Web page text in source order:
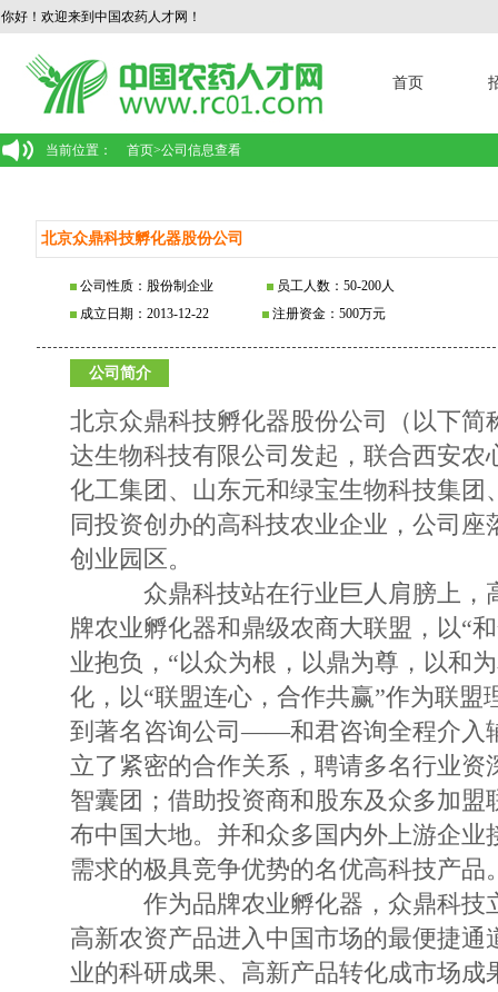
你好！欢迎来到中国农药人才网！
首页
当前位置： 首页>公司信息查看
北京众鼎科技孵化器股份公司
公司性质：股份制企业
员工人数：50-200人
成立日期：2013-12-22
注册资金：500万元
公司简介
北京众鼎科技孵化器股份公司（以下简
达生物科技有限公司发起，联合西安农
化工集团、山东元和绿宝生物科技集团
同投资创办的高科技农业企业，公司
创业园区。
众鼎科技站在行业巨人肩膀上，高
牌农业孵化器和鼎级农商大联盟，以“
业抱负，“以众为根，以鼎为尊，以和
化，以“联盟连心，合作共赢”作为联盟
到著名咨询公司——和君咨询全程介入
立了紧密的合作关系，聘请多名行业
智囊团；借助投资商和股东及众多加
布中国大地。并和众多国内外上游企业
需求的极具竞争优势的名优高科技产品
作为品牌农业孵化器，众鼎科技立
高新农资产品进入中国市场的最便捷
业的科研成果、高新产品转化成市场